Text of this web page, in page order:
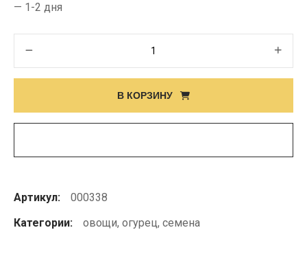
— 1-2 дня
Семена
В КОРЗИНУ
Артикул:
000338
Категории:
овощи, огурец, семена